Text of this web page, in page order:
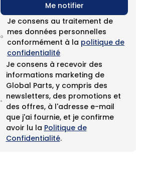
Me notifier
Je consens au traitement de
mes données personnelles
conformément à la politique de
confidentialité
Je consens à recevoir des
informations marketing de
Global Parts, y compris des
newsletters, des promotions et
des offres, à l'adresse e-mail
que j'ai fournie, et je confirme
avoir lu la Politique de
Confidentialité.